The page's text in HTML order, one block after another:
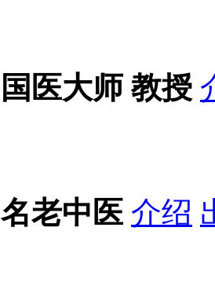
国医大师 教授
名老中医 介绍